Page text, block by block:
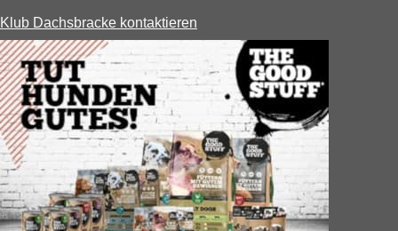
Klub Dachsbracke kontaktieren